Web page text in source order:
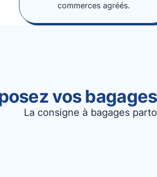
commerces agréés.
vos
La consigne à bagages